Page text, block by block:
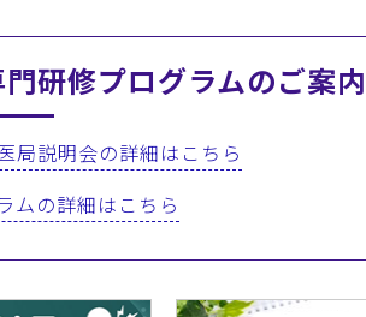
研修プログラムのご案内
局説明会の詳細はこちら
ムの詳細はこちら